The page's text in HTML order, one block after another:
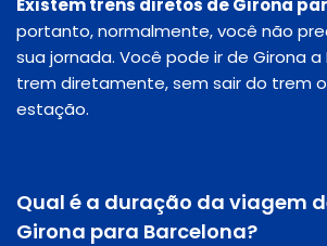
Existem trens diretos de Girona
portanto, normalmente, você não
sua jornada. Você pode ir de Girona
trem diretamente, sem sair do trem
estação.
Qual é a duração da viagem
Girona para Barcelona?